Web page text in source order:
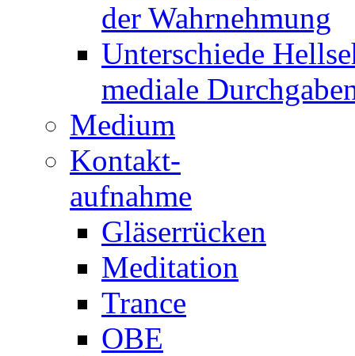
der Wahrnehmung
Unterschiede
mediale
Medium
Kontakt-
aufnahme
Gläserrücken
Meditation
Trance
OBE